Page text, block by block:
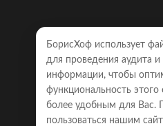
Правовая
информация
Обращаем Ваше внимание на то,
моделях автомобилей,
интернет-сайте, носят
характер и ни при каких
офертой, определяемой
Гражданского кодекса
БорисХоф использует
для проведения аудита и
информации, чтобы
функциональность этого
более удобным для Вас.
пользоваться нашим